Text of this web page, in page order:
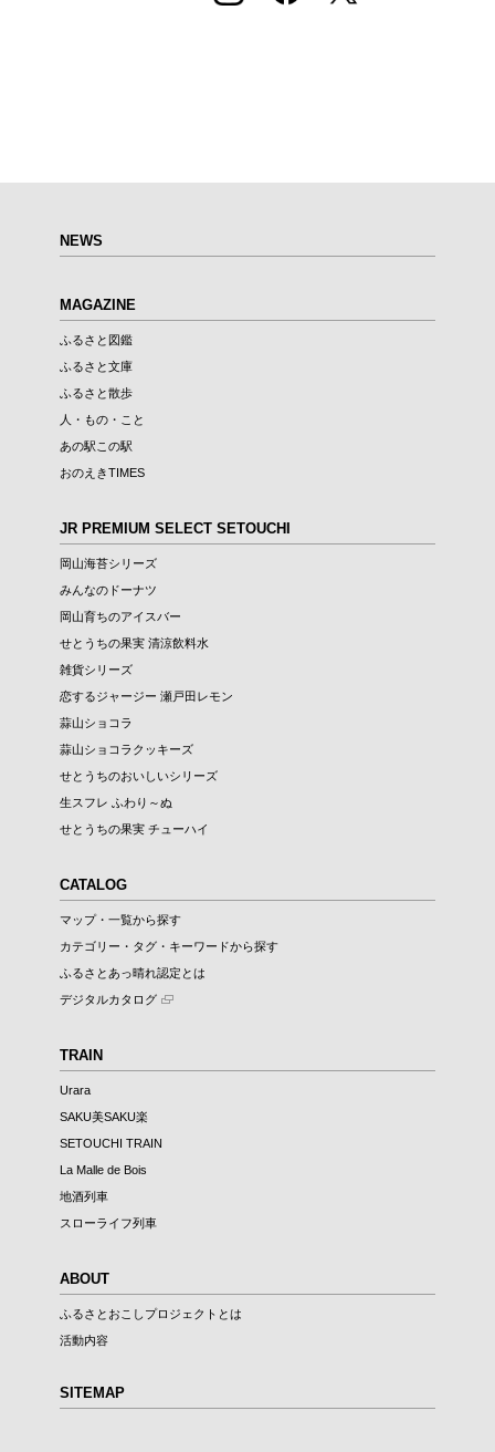
NEWS
MAGAZINE
ふるさと図鑑
ふるさと文庫
ふるさと散歩
人・もの・こと
あの駅この駅
おのえきTIMES
JR PREMIUM SELECT SETOUCHI
岡山海苔シリーズ
みんなのドーナツ
岡山育ちのアイスバー
せとうちの果実 清涼飲料水
雑貨シリーズ
恋するジャージー 瀬戸田レモン
蒜山ショコラ
蒜山ショコラクッキーズ
せとうちのおいしいシリーズ
生スフレ ふわり～ぬ
せとうちの果実 チューハイ
CATALOG
マップ・一覧から探す
カテゴリー・タグ・キーワードから探す
ふるさとあっ晴れ認定とは
デジタルカタログ
TRAIN
Urara
SAKU美SAKU楽
SETOUCHI TRAIN
La Malle de Bois
地酒列車
スローライフ列車
ABOUT
ふるさとおこしプロジェクトとは
活動内容
SITEMAP